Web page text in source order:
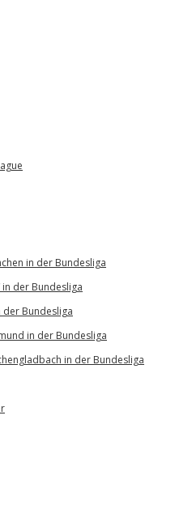
in der Bundesliga
der Bundesliga
der Bundesliga
in der Bundesliga
in der Bundesliga